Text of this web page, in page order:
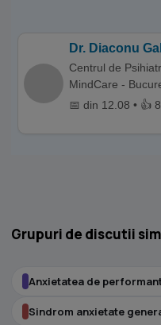
Dr. Diaconu
Centrul de
MindCare -
📅 din 12.08 • 👍 8
Grupuri de discutii
Anxietatea de
Sindrom anxietate